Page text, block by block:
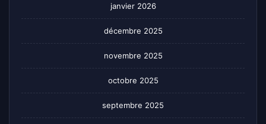
janvier 2026
décembre 2025
novembre 2025
octobre 2025
septembre 2025